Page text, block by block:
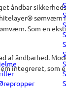
åndbar
sømværn i
Som en
af åndbarhed.
integreret, som